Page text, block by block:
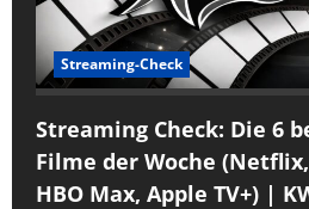
Streaming-Check
Streaming Check: Die 6
Filme der Woche
HBO Max, Apple TV+) |